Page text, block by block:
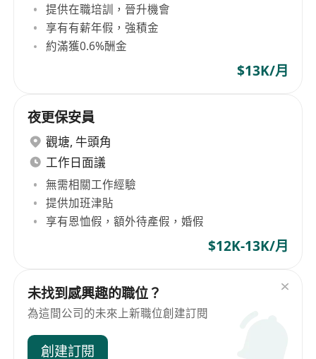
提供在職培訓，晉升機會
享有有薪年假，強積金
約滿獲0.6%酬金
$13K/月
夜更保安員
觀塘, 牛頭角
工作日面議
無需相關工作經驗
提供加班津貼
享有恩恤假，額外待產假，婚假
$12K-13K/月
未找到感興趣的職位？
為這間公司的未來上新職位創建訂閱
創建訂閱